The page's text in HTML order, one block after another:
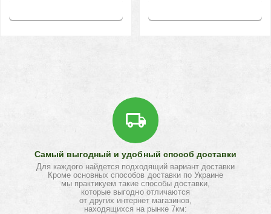
Самый выгодный и удобный способ доставки
Для каждого найдется подходящий вариант доставки
Кроме основных способов доставки по Украине
мы практикуем такие способы доставки,
которые выгодно отличаются
от других интернет магазинов,
находящихся на рынке 7км: